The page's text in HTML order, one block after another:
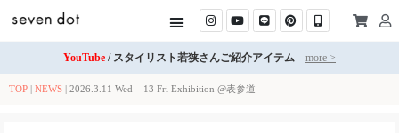
YouTube / スタイリスト若狭さんご紹介アイテム more >
TOP NEWS 2026.3.11 Wed – 13 Fri Exhibition @表参道